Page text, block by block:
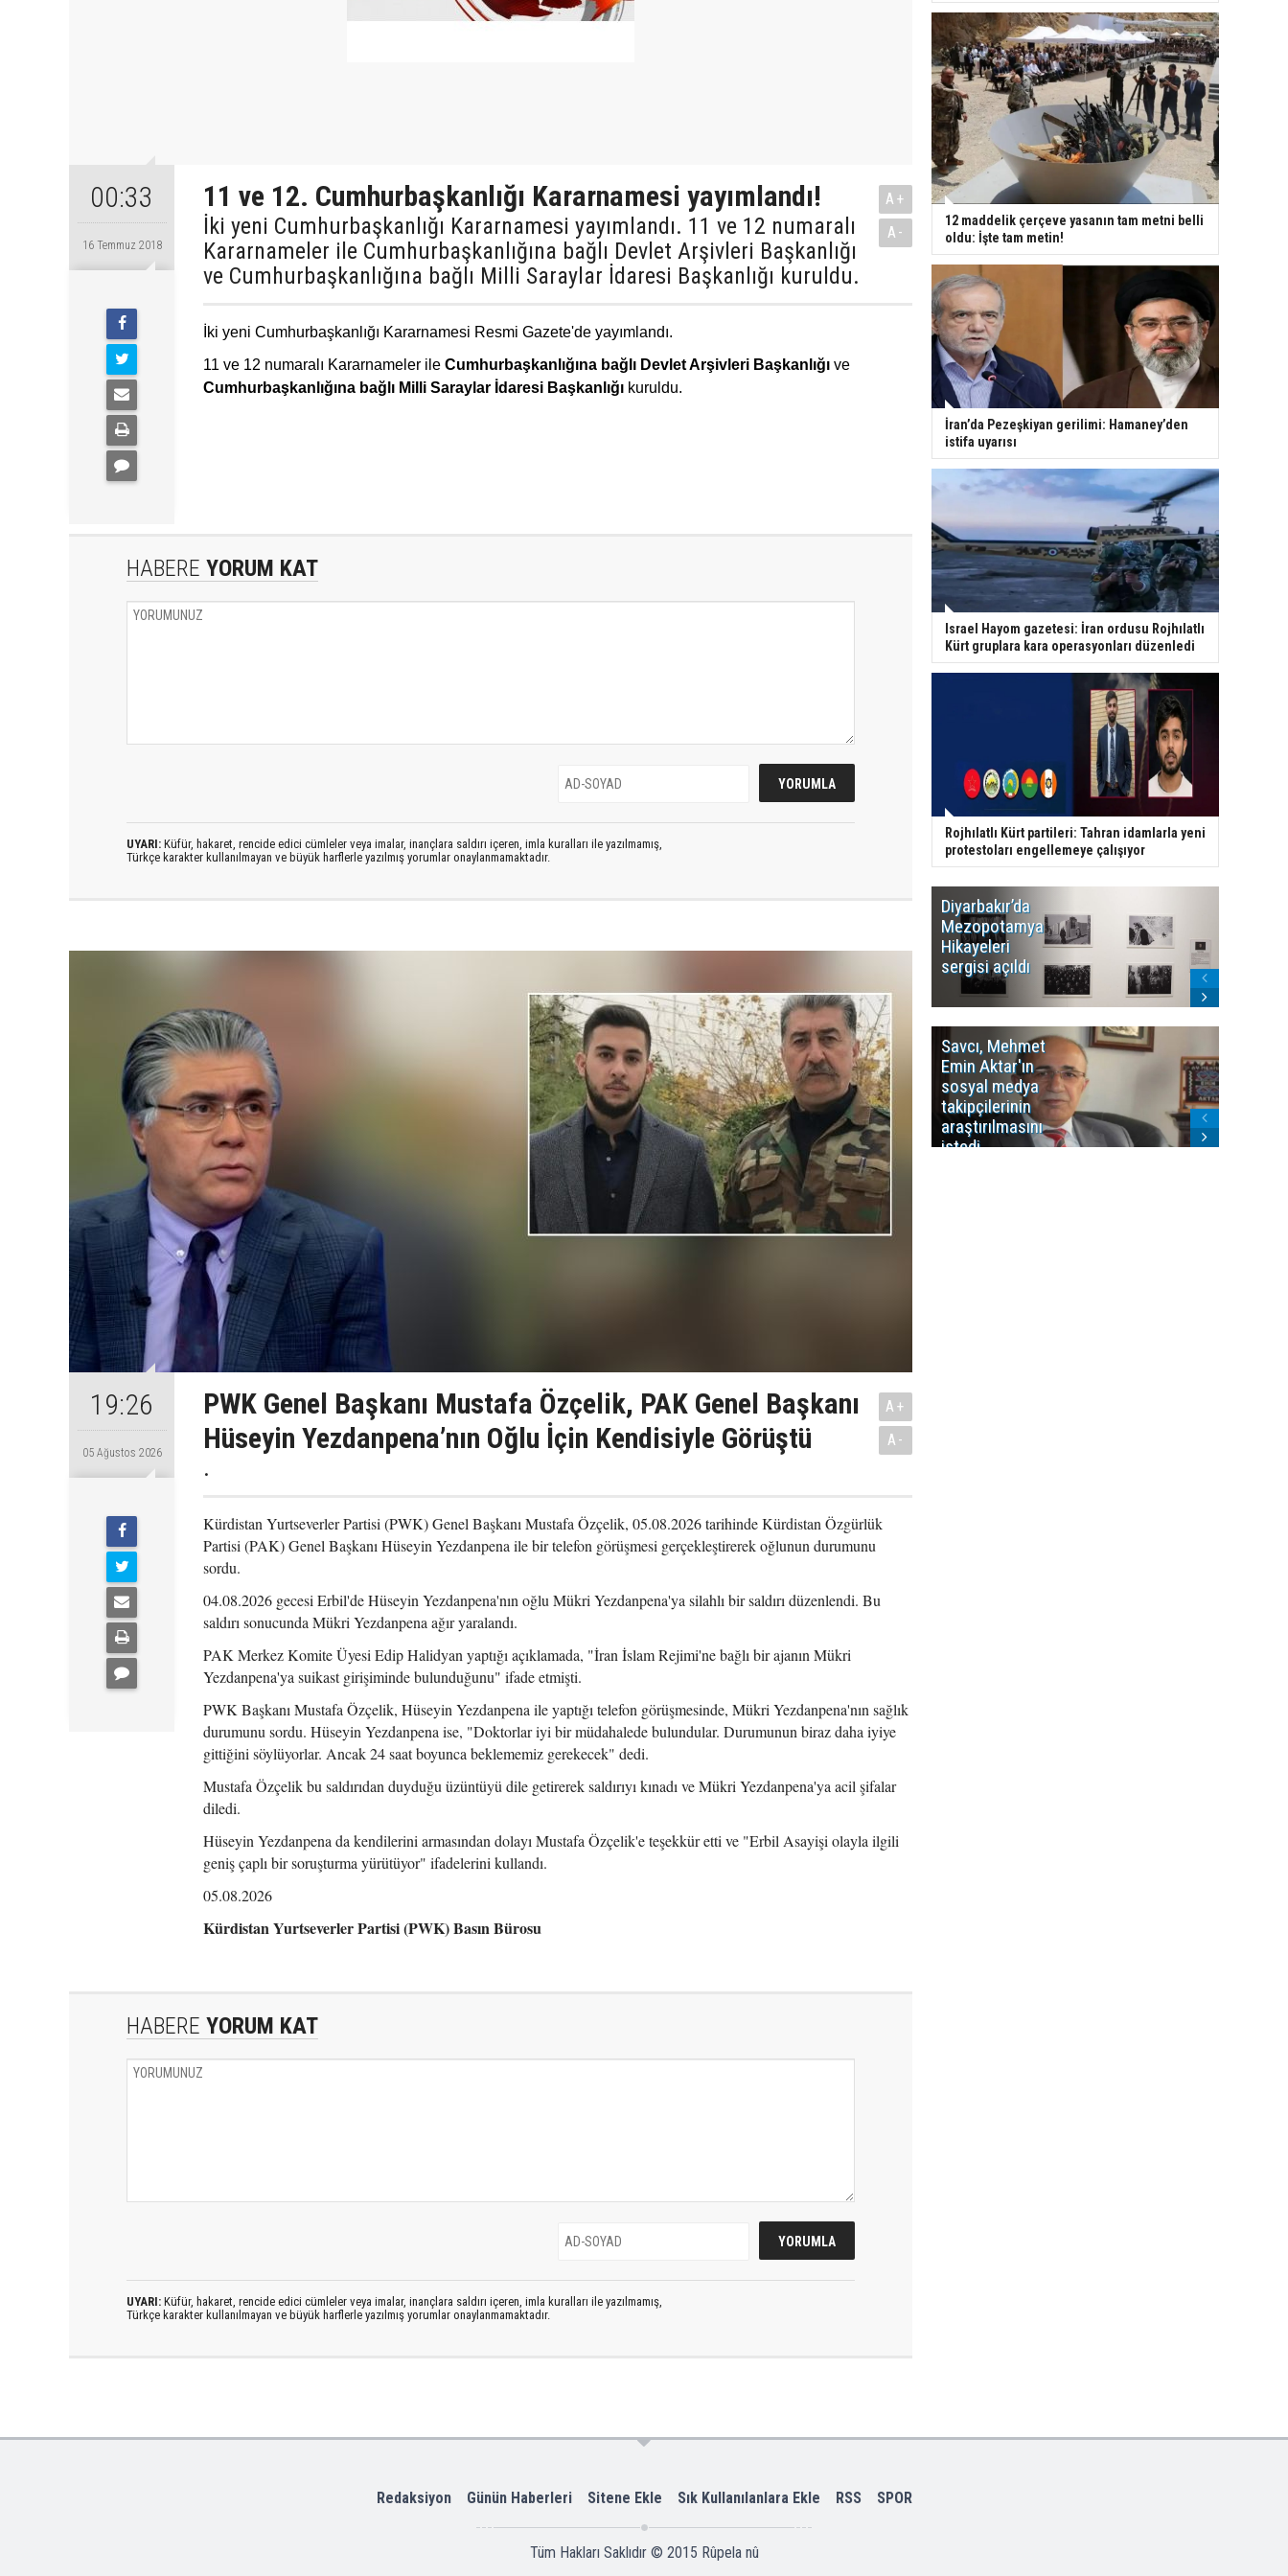
00:33
16 Temmuz 2018
11 ve 12. Cumhurbaşkanlığı Kararnamesi yayımlandı!
İki yeni Cumhurbaşkanlığı Kararnamesi yayımlandı. 11 ve 12 numaralı
Kararnameler ile Cumhurbaşkanlığına bağlı Devlet Arşivleri Başkanlığı
ve Cumhurbaşkanlığına bağlı Milli Saraylar İdaresi Başkanlığı kuruldu.
A+
A-
İki yeni Cumhurbaşkanlığı Kararnamesi Resmi Gazete'de yayımlandı.
11 ve 12 numaralı Kararnameler ile Cumhurbaşkanlığına bağlı Devlet Arşivleri Başkanlığı ve
Cumhurbaşkanlığına bağlı Milli Saraylar İdaresi Başkanlığı kuruldu.
HABERE YORUM KAT
UYARI: Küfür, hakaret, rencide edici cümleler veya imalar, inançlara saldırı içeren, imla kuralları ile yazılmamış,
Türkçe karakter kullanılmayan ve büyük harflerle yazılmış yorumlar onaylanmamaktadır.
19:26
05 Ağustos 2026
PWK Genel Başkanı Mustafa Özçelik, PAK Genel Başkanı
Hüseyin Yezdanpena’nın Oğlu İçin Kendisiyle Görüştü
.
A+
A-
Kürdistan Yurtseverler Partisi (PWK) Genel Başkanı Mustafa Özçelik, 05.08.2026 tarihinde Kürdistan Özgürlük
Partisi (PAK) Genel Başkanı Hüseyin Yezdanpena ile bir telefon görüşmesi gerçekleştirerek oğlunun durumunu
sordu.
04.08.2026 gecesi Erbil'de Hüseyin Yezdanpena'nın oğlu Mükri Yezdanpena'ya silahlı bir saldırı düzenlendi. Bu
saldırı sonucunda Mükri Yezdanpena ağır yaralandı.
PAK Merkez Komite Üyesi Edip Halidyan yaptığı açıklamada, "İran İslam Rejimi'ne bağlı bir ajanın Mükri
Yezdanpena'ya suikast girişiminde bulunduğunu" ifade etmişti.
PWK Başkanı Mustafa Özçelik, Hüseyin Yezdanpena ile yaptığı telefon görüşmesinde, Mükri Yezdanpena'nın sağlık
durumunu sordu. Hüseyin Yezdanpena ise, "Doktorlar iyi bir müdahalede bulundular. Durumunun biraz daha iyiye
gittiğini söylüyorlar. Ancak 24 saat boyunca beklememiz gerekecek" dedi.
Mustafa Özçelik bu saldırıdan duyduğu üzüntüyü dile getirerek saldırıyı kınadı ve Mükri Yezdanpena'ya acil şifalar
diledi.
Hüseyin Yezdanpena da kendilerini armasından dolayı Mustafa Özçelik'e teşekkür etti ve "Erbil Asayişi olayla ilgili
geniş çaplı bir soruşturma yürütüyor" ifadelerini kullandı.
05.08.2026
Kürdistan Yurtseverler Partisi (PWK) Basın Bürosu
HABERE YORUM KAT
UYARI: Küfür, hakaret, rencide edici cümleler veya imalar, inançlara saldırı içeren, imla kuralları ile yazılmamış,
Türkçe karakter kullanılmayan ve büyük harflerle yazılmış yorumlar onaylanmamaktadır.
12 maddelik çerçeve yasanın tam metni belli
oldu: İşte tam metin!
İran’da Pezeşkiyan gerilimi: Hamaney’den
istifa uyarısı
Israel Hayom gazetesi: İran ordusu Rojhılatlı
Kürt gruplara kara operasyonları düzenledi
Rojhılatlı Kürt partileri: Tahran idamlarla yeni
protestoları engellemeye çalışıyor
Diyarbakır’da
Mezopotamya
Hikayeleri
sergisi açıldı
Savcı, Mehmet
Emin Aktar'ın
sosyal medya
takipçilerinin
araştırılmasını
istedi
Redaksiyon Günün Haberleri Sitene Ekle Sık Kullanılanlara Ekle RSS SPOR
Tüm Hakları Saklıdır © 2015 Rûpela nû